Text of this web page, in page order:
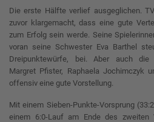
Die erste Hälfte verlief ausgeglichen.
zuvor klargemacht, dass eine gute
zum Erfolg sein werde. Seine
voran seine Schwester Eva Barthel
Dreipunktewürfe, bei. Aber auch die
Margret Pfister, Raphaela Jochimczyk
offensiv eine gute Vorstellung.
Mit einem Sieben-Punkte-Vorsprung
einem 6:0-Lauf am Ende des